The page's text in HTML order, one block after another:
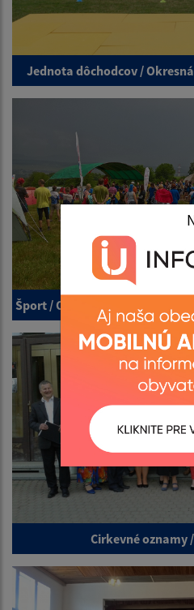
Jednota dôchodcov /
Šport / Otvorené majstrovstvá
Cirkevné oznamy